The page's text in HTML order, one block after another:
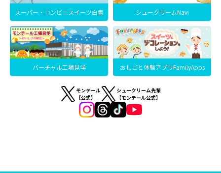
スーパー・コンビニスイーツ白書 シュークリームNavi
バーチャル工場見学 おしごと体験アプリFamilyApps
モンテール
【公式】
シュークリーム先輩
【モンテール公式】